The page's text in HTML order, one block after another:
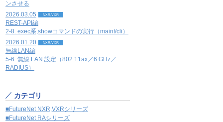
ンさせる
2026.03.05
NXR,VXR
REST-API編
2-8. exec系,showコマンドの実行（maint/cli）
2026.01.20
NXR,VXR
無線LAN編
5-6. 無線 LAN 設定（802.11ax／6 GHz／
RADIUS）
カテゴリ
■FutureNet NXR,VXRシリーズ
■FutureNet RAシリーズ